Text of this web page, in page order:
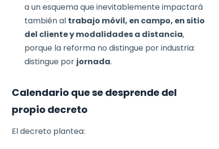
a un esquema que inevitablemente impactará
también al trabajo móvil, en campo, en sitio
del cliente y modalidades a distancia,
porque la reforma no distingue por industria:
distingue por jornada.
Calendario que se desprende del
propio decreto
El decreto plantea: